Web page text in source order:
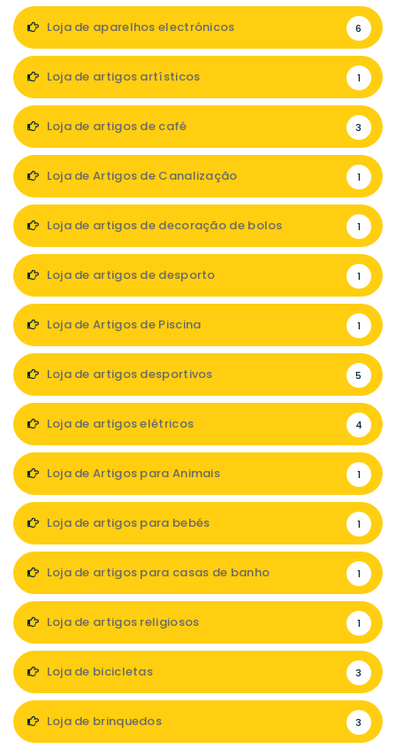
Loja de aparelhos electrónicos 6
Loja de artigos artísticos 1
Loja de artigos de café 3
Loja de Artigos de Canalização 1
Loja de artigos de decoração de bolos 1
Loja de artigos de desporto 1
Loja de Artigos de Piscina 1
Loja de artigos desportivos 5
Loja de artigos elétricos 4
Loja de Artigos para Animais 1
Loja de artigos para bebés 1
Loja de artigos para casas de banho 1
Loja de artigos religiosos 1
Loja de bicicletas 3
Loja de brinquedos 3